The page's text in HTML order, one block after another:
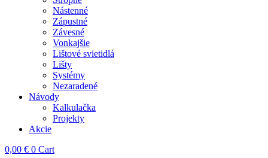
Nástenné
Zápustné
Závesné
Vonkajšie
Lištové svietidlá
Lišty
Systémy
Nezaradené
Návody
Kalkulačka
Projekty
Akcie
0,00 € 0 Cart